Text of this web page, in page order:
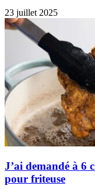
23 juillet 2025
J’ai demandé à 6
pour friteuse